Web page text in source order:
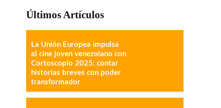
Últimos Artículos
La Unión Europea impulsa
al cine joven venezolano con
Cortoscopio 2025: contar
historias breves con poder
transformador